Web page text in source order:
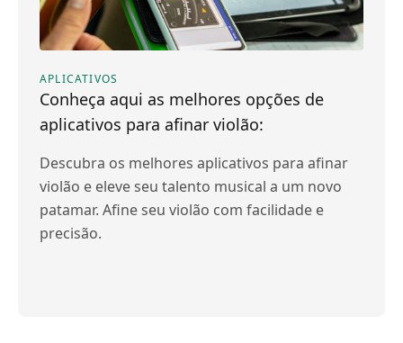
APLICATIVOS
Conheça aqui as melhores opções de
aplicativos para afinar violão:
Descubra os melhores aplicativos para afinar
violão e eleve seu talento musical a um novo
patamar. Afine seu violão com facilidade e
precisão.